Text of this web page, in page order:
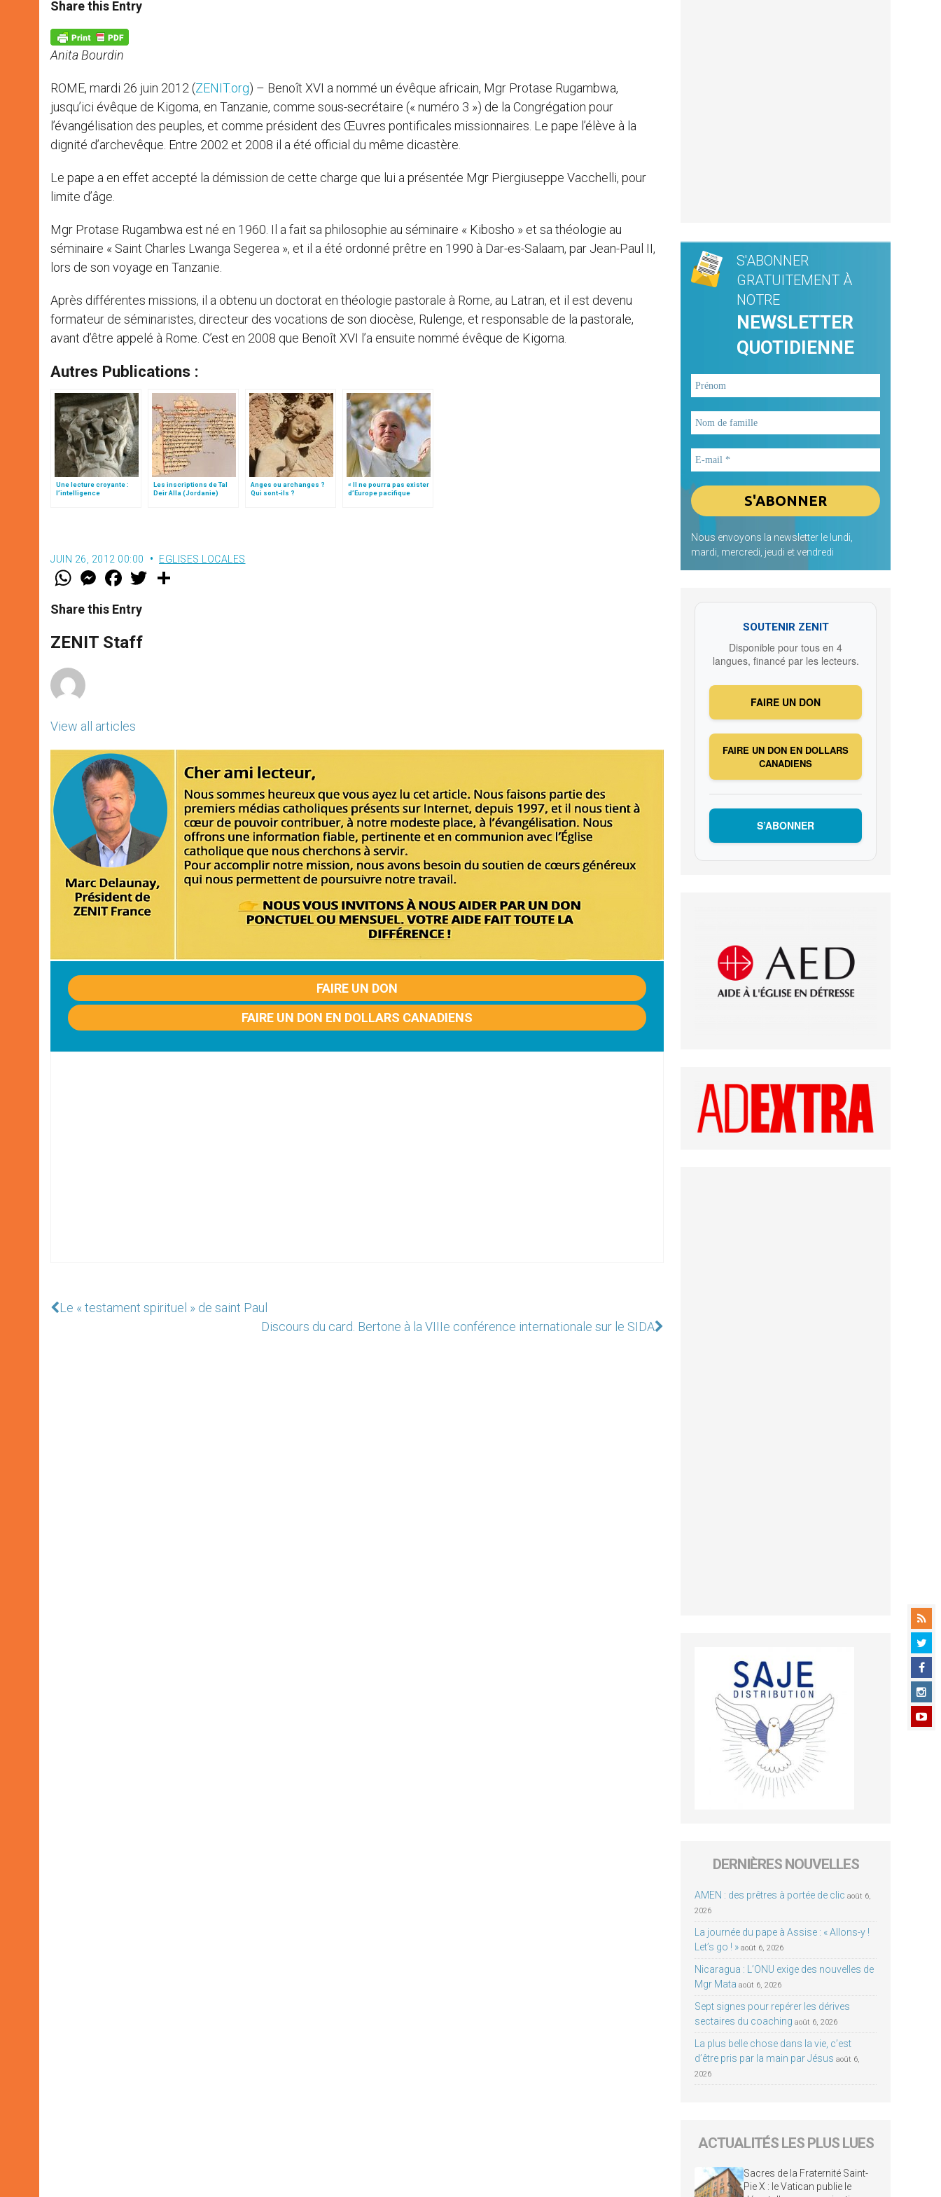
s
p
p
e
g
e
r
b
k
Share this Entry
Anita Bourdin
ROME, mardi 26 juin 2012 (ZENIT.org) – Benoît XVI a nommé un évêque africain, Mgr Protase Rugambwa,
jusqu’ici évêque de Kigoma, en Tanzanie, comme sous-secrétaire (« numéro 3 ») de la Congrégation pour
l’évangélisation des peuples, et comme président des Œuvres pontificales missionnaires. Le pape l’élève à la
dignité d’archevêque. Entre 2002 et 2008 il a été official du même dicastère.
Le pape a en effet accepté la démission de cette charge que lui a présentée Mgr Piergiuseppe Vacchelli, pour
limite d’âge.
Mgr Protase Rugambwa est né en 1960. Il a fait sa philosophie au séminaire « Kibosho » et sa théologie au
séminaire « Saint Charles Lwanga Segerea », et il a été ordonné prêtre en 1990 à Dar-es-Salaam, par Jean-Paul II,
lors de son voyage en Tanzanie.
Après différentes missions, il a obtenu un doctorat en théologie pastorale à Rome, au Latran, et il est devenu
formateur de séminaristes, directeur des vocations de son diocèse, Rulenge, et responsable de la pastorale,
avant d’être appelé à Rome. C’est en 2008 que Benoît XVI l’a ensuite nommé évêque de Kigoma.
Autres Publications :
Une lecture croyante :
l’intelligence
Les inscriptions de Tal
Deir Alla (Jordanie)
Anges ou archanges ?
Qui sont-ils ?
« Il ne pourra pas exister
d’Europe pacifique
JUIN 26, 2012 00:00 EGLISES LOCALES
W
t
s
p
p
M
e
s
e
g
e
F
a
e
b
o
k
w
Share this Entry
ZENIT Staff
View all articles
FAIRE UN DON
FAIRE UN DON EN DOLLARS CANADIENS
Le « testament spirituel » de saint Paul
Discours du card. Bertone à la VIIIe conférence internationale sur le SIDA
S'ABONNER
GRATUITEMENT À
NOTRE
NEWSLETTER
QUOTIDIENNE
Nous envoyons la newsletter le lundi,
mardi, mercredi, jeudi et vendredi
SOUTENIR ZENIT
Disponible pour tous en 4
langues, financé par les lecteurs.
FAIRE UN DON
FAIRE UN DON EN DOLLARS
CANADIENS
S’ABONNER
DERNIÈRES NOUVELLES
AMEN : des prêtres à portée de clic août 6,
2026
La journée du pape à Assise : « Allons-y !
Let’s go ! » août 6, 2026
Nicaragua : L’ONU exige des nouvelles de
Mgr Mata août 6, 2026
Sept signes pour repérer les dérives
sectaires du coaching août 6, 2026
La plus belle chose dans la vie, c’est
d’être pris par la main par Jésus août 6,
2026
ACTUALITÉS LES PLUS LUES
Sacres de la Fraternité Saint-
Pie X : le Vatican publie le